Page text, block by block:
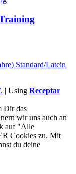
Standard/Latein
| Using Receptar
Dir das
wir uns auch an
auf "Alle
Cookies zu. Mit
du deine